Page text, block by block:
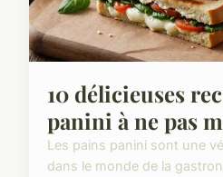
10 délicieuses
panini à ne pas
Les pains panini sont une
dans le monde de la